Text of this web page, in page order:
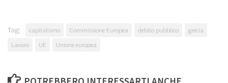
Tag: capitalismo Commissione Europea debito pubblico
grecia
Lavoro
UE Unione europea